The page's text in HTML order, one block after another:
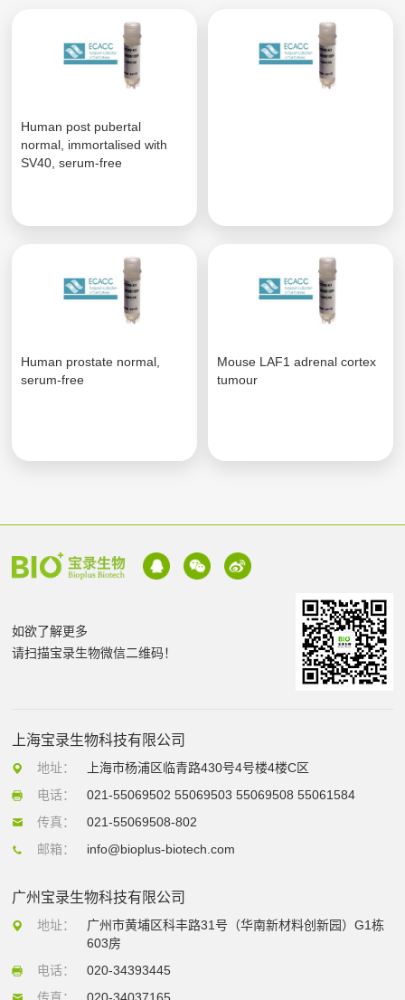
Human post pubertal
normal, immortalised with
SV40, serum-free
Human prostate normal,
serum-free
Mouse LAF1 adrenal cortex
tumour
如欲了解更多
请扫描宝录生物微信二维码！
上海宝录生物科技有限公司
地址：
上海市杨浦区临青路430号4号楼4楼C区
电话：
021-55069502 55069503 55069508 55061584
传真：
021-55069508-802
邮箱：
info@bioplus-biotech.com
广州宝录生物科技有限公司
地址：
广州市黄埔区科丰路31号（华南新材料创新园）G1栋
603房
电话：
020-34393445